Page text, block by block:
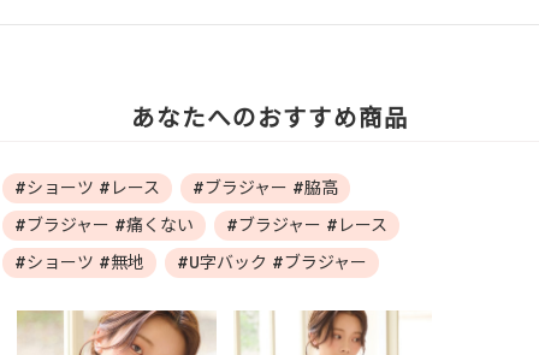
あなたへのおすすめ商品
#ショーツ #レース
#ブラジャー #脇高
#ブラジャー #痛くない
#ブラジャー #レース
#ショーツ #無地
#U字バック #ブラジャー